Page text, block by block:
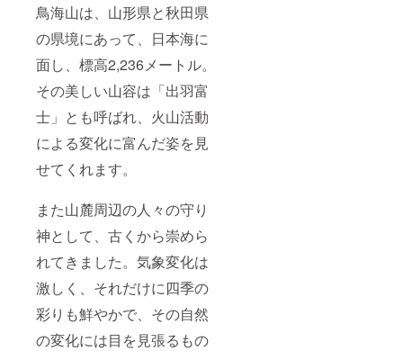
鳥海山は、山形県と秋田県
の県境にあって、日本海に
面し、標高2,236メートル。
その美しい山容は「出羽富
士」とも呼ばれ、火山活動
による変化に富んだ姿を見
せてくれます。
また山麓周辺の人々の守り
神として、古くから崇めら
れてきました。気象変化は
激しく、それだけに四季の
彩りも鮮やかで、その自然
の変化には目を見張るもの